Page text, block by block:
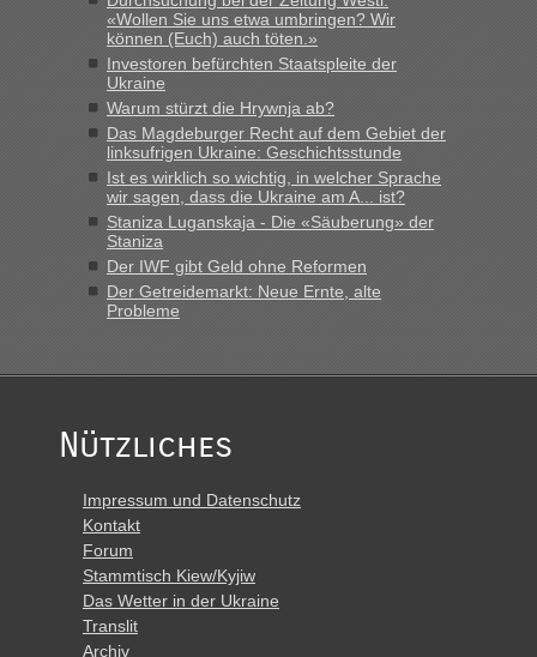
«Wollen Sie uns etwa umbringen? Wir
können (Euch) auch töten.»
Investoren befürchten Staatspleite der
Ukraine
Warum stürzt die Hrywnja ab?
Das Magdeburger Recht auf dem Gebiet der
linksufrigen Ukraine: Geschichtsstunde
Ist es wirklich so wichtig, in welcher Sprache
wir sagen, dass die Ukraine am A... ist?
Staniza Luganskaja - Die «Säuberung» der
Staniza
Der IWF gibt Geld ohne Reformen
Der Getreidemarkt: Neue Ernte, alte
Probleme
Nützliches
Impressum und Datenschutz
Kontakt
Forum
Stammtisch Kiew/Kyjiw
Das Wetter in der Ukraine
Translit
Archiv